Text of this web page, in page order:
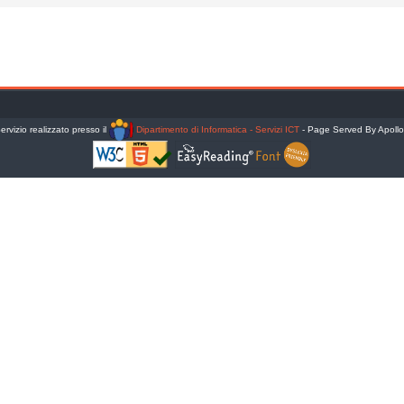
realizzato presso il Dipartimento di Informatica - Servizi ICT- Page Served By